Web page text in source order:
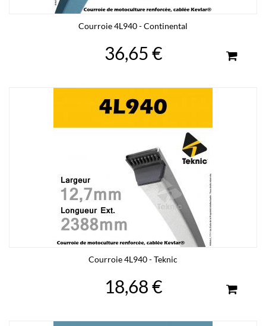
Courroie 4L940 - Continental
36,65 €
Courroie 4L940 - Teknic
18,68 €